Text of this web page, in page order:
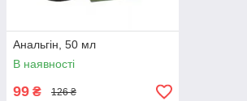
Анальгін, 50 мл
В наявності
99 ₴ 126 ₴